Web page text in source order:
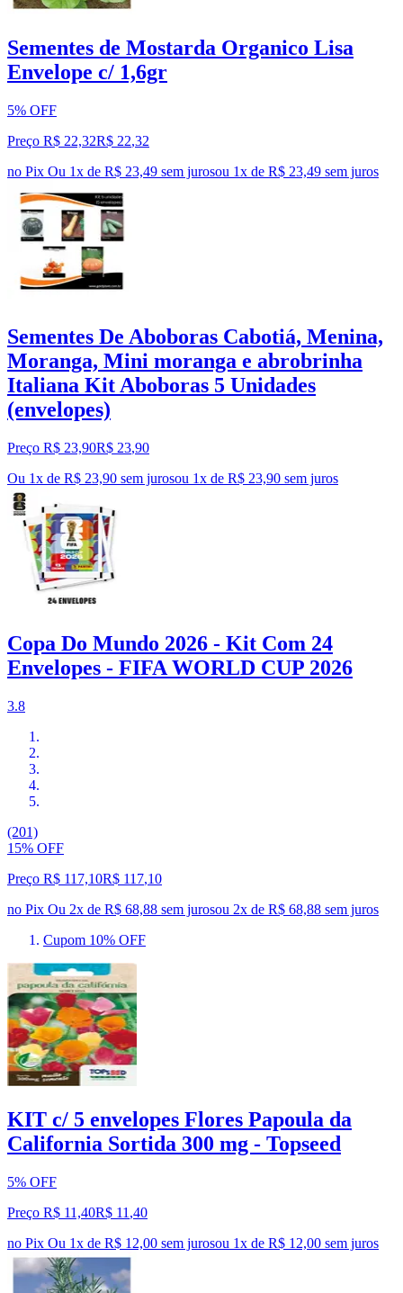
Sementes de Mostarda Organico Lisa
Envelope c/ 1,6gr
5% OFF
Preço R$ 22,32R$ 22,32
no Pix Ou 1x de R$ 23,49 sem jurosou 1x de R$ 23,49 sem juros
Sementes De Aboboras Cabotiá, Menina,
Moranga, Mini moranga e abrobrinha
Italiana Kit Aboboras 5 Unidades
(envelopes)
Preço R$ 23,90R$ 23,90
Ou 1x de R$ 23,90 sem jurosou 1x de R$ 23,90 sem juros
Copa Do Mundo 2026 - Kit Com 24
Envelopes - FIFA WORLD CUP 2026
3.8
(201)
15% OFF
Preço R$ 117,10R$ 117,10
no Pix Ou 2x de R$ 68,88 sem jurosou 2x de R$ 68,88 sem juros
Cupom 10% OFF
KIT c/ 5 envelopes Flores Papoula da
California Sortida 300 mg - Topseed
5% OFF
Preço R$ 11,40R$ 11 ,40
no Pix Ou 1x de R$ 12,00 sem jurosou 1x de R$ 12,00 sem juros